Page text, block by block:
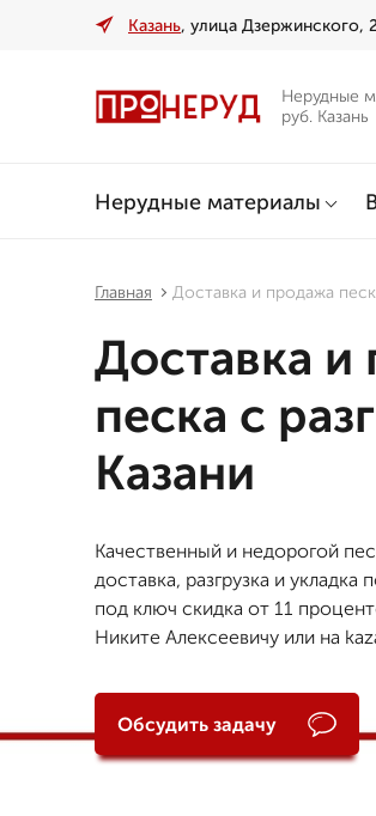
Казань, улица Дзержинского,
Нерудные
руб. Казань
Нерудные материалы
Главная Доставка и продажа
Доставка и
песка с
Казани
Качественный и недорогой
доставка, разгрузка и укладка
под ключ скидка от 11
Никите Алексеевичу или на
Обсудить задачу